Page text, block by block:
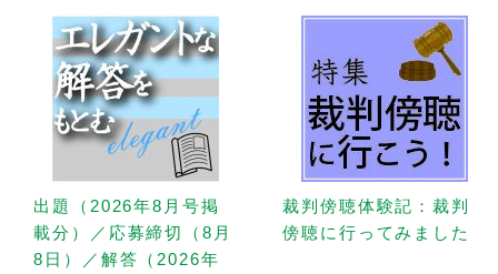
出題（2026年8月号掲
載分）／応募締切（8月
8日）／解答（2026年
裁判傍聴体験記：裁判
傍聴に行ってみました